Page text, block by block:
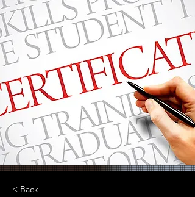
< Back